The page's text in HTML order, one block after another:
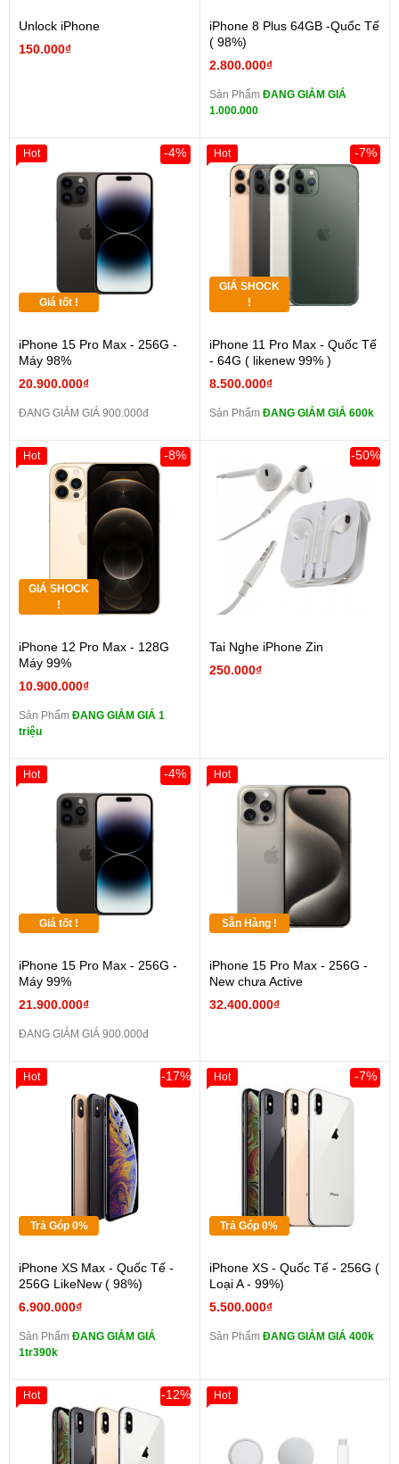
Unlock iPhone
150.000₫
iPhone 8 Plus 64GB -Quốc Tế
( 98%)
2.800.000₫
Sản Phẩm ĐANG GIẢM GIÁ
1.000.000
Giá tốt !
iPhone 15 Pro Max - 256G -
Máy 98%
20.900.000₫
-4%
ĐANG GIẢM GIÁ 900.000đ
Hot
GIÁ SHOCK
!
iPhone 11 Pro Max - Quốc Tế
- 64G ( likenew 99% )
8.500.000₫
-7%
Sản Phẩm ĐANG GIẢM GIÁ 600k
Hot
GIÁ SHOCK
!
iPhone 12 Pro Max - 128G
Máy 99%
10.900.000₫
-8%
Sản Phẩm ĐANG GIẢM GIÁ 1
triệu
Hot
Tai Nghe iPhone Zin
250.000₫
-50%
Giá tốt !
iPhone 15 Pro Max - 256G -
Máy 99%
21.900.000₫
-4%
ĐANG GIẢM GIÁ 900.000đ
Hot
Sẵn Hàng !
iPhone 15 Pro Max - 256G -
New chưa Active
32.400.000₫
Hot
Trả Góp 0%
iPhone XS Max - Quốc Tế -
256G LikeNew ( 98%)
6.900.000₫
-17%
Sản Phẩm ĐANG GIẢM GIÁ
1tr390k
Hot
Trả Góp 0%
iPhone XS - Quốc Tế - 256G (
Loại A - 99%)
5.500.000₫
-7%
Sản Phẩm ĐANG GIẢM GIÁ 400k
Hot
-12%
Hot Hot